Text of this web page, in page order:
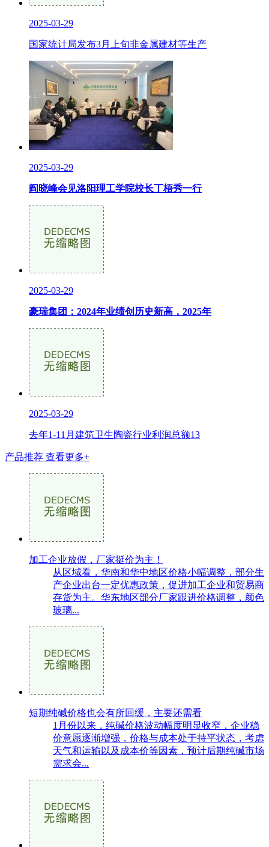
2025-03-29
国家统计局发布3月上旬非金属建材等生产
2025-03-29
阎晓峰会见洛阳理工学院校长丁梧秀一行
2025-03-29
豪瑞集团：2024年业绩创历史新高，2025年
2025-03-29
去年1-11月建筑卫生陶瓷行业利润总额13
产品推荐 查看更多+
加工企业放假，厂家挺价为主！
从区域看，华南和华中地区价格小幅调整，部分生
产企业出台一定优惠政策，促进加工企业和贸易商
存货为主。华东地区部分厂家跟进价格调整，颜色
玻璃...
短期纯碱价格也会有所回缓，主要还需看
1月份以来，纯碱价格波动幅度明显收窄，企业稳
价意愿逐渐增强，价格与成本处于持平状态，考虑
天气和运输以及成本价等因素，预计后期纯碱市场
需求会...